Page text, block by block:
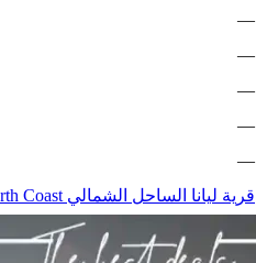
—
—
—
—
—
قرية ليانا الساحل الشمالي Layana North Coast اسعار 2026